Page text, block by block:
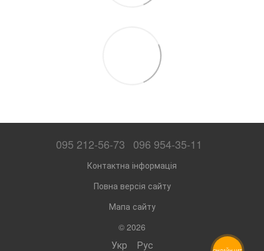
095 212-56-73 096 954-35-11
Контактна інформація
Повна версія сайту
Мапа сайту
© 2026
Укр Рус